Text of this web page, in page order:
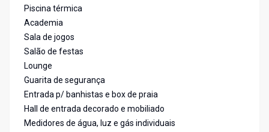
Piscina térmica
Academia
Sala de jogos
Salão de festas
Lounge
Guarita de segurança
Entrada p/ banhistas e box de praia
Hall de entrada decorado e mobiliado
Medidores de água, luz e gás individuais